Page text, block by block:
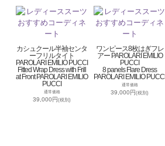
カシュクール半袖センタ
ーフリルタイト
PAROLARI EMILIO PUCCI
Fitted Wrap Dress with Frill
at Front PAROLARI EMILIO
PUCCI
通常価格
39,000円(税別)
ワンピース8枚はぎフレ
アー PAROLARI EMILIO
PUCCI
8 panels Flare Dress
PAROLARI EMILIO PUCCI
通常価格
39,000円(税別)